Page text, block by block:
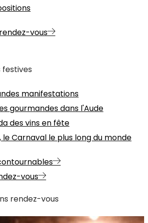
vous
festives
manifestations
gourmandes dans l'Aude
des vins en fête
le Carnaval le plus long du monde
vous
rendez-vous